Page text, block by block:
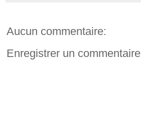
Aucun commentaire:
Enregistrer un commentaire